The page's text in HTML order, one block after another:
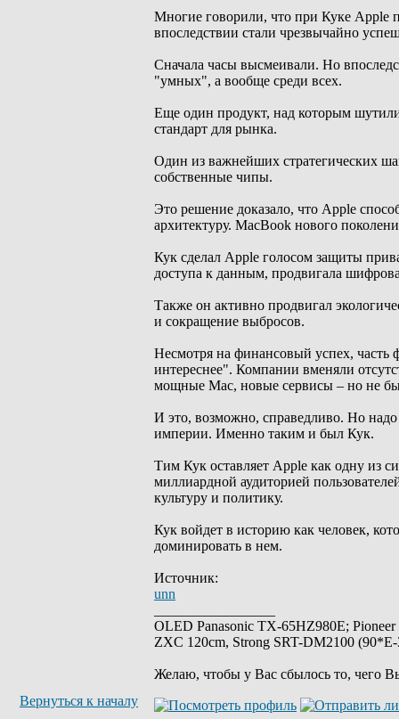
Многие говорили, что при Куке Apple
впоследствии стали чрезвычайно
Сначала часы высмеивали. Но
"умных", а вообще среди всех.
Еще один продукт, над которым
стандарт для рынка.
Один из важнейших стратегических
собственные чипы.
Это решение доказало, что Apple
архитектуру. MacBook нового
Кук сделал Apple голосом защиты
доступа к данным, продвигала
Также он активно продвигал
и сокращение выбросов.
Несмотря на финансовый успех,
интереснее". Компании вменяли
мощные Mac, новые сервисы – но не
И это, возможно, справедливо. Но надо
империи. Именно таким и был Кук.
Тим Кук оставляет Apple как одну из
миллиардной аудиторией
культуру и политику.
Кук войдет в историю как человек,
доминировать в нем.
Источник:
unn
OLED Panasonic TX-65HZ980E;
ZXC 120cm, Strong SRT-DM2100
Желаю, чтобы у Вас сбылось то, чего
Вернуться к началу